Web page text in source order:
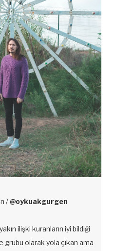
/@oykuakgurgen
ilişki kuranların iyi bildiği
grubu olarak yola çıkan ama